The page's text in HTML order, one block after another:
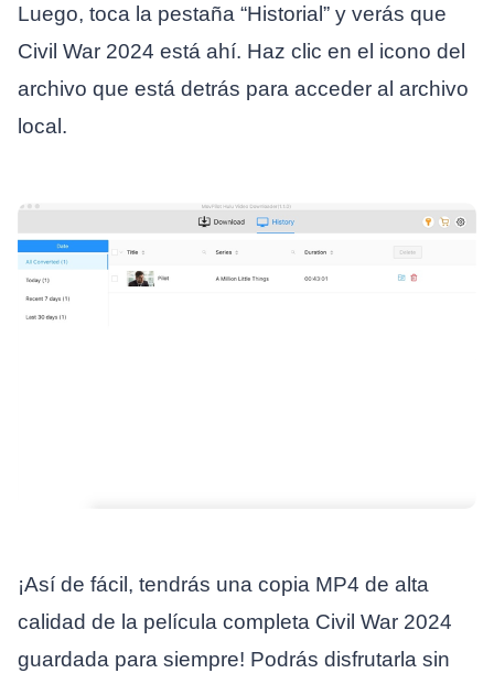
Luego, toca la pestaña “Historial” y verás que
Civil War 2024 está ahí. Haz clic en el icono del
archivo que está detrás para acceder al archivo
local.
¡Así de fácil, tendrás una copia MP4 de alta
calidad de la película completa Civil War 2024
guardada para siempre! Podrás disfrutarla sin